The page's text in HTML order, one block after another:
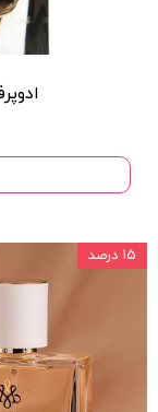
۱۵ درصد